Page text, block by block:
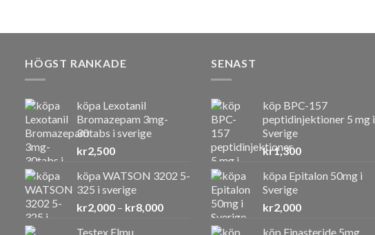
HÖGST RANKADE
köpa Lexotanil
Bromazepam 3mg-
30tabs i sverige
kr2,500
köpa WATSON 3202 5-
325 i sverige
kr2,000 – kr8,000Prisintervall:
Testex Elmu
SENAST
köp BPC-157
peptidinjektioner 5 mg i
Sverige
kr1,300
köpa Epitalon 50mg i
Sverige
kr2,000
köp Finasteride 5mg